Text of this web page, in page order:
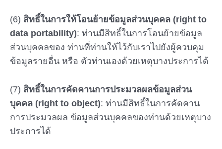
(6) สิทธิ์ในการให้โอนย้ายข้อมูลส่วนบุคคล (right to
data portability): ท่านมีสิทธิ์ในการโอนย้ายข้อมูล
ส่วนบุคคลของ ท่านที่ท่านให้ไว้กับเราไปยังผู้ควบคุม
ข้อมูลรายอื่น หรือ ตัวท่านเองด้วยเหตุบางประการได้
(7) สิทธิ์ในการคัดคานการประมวลผลข้อมูลส่วน
บุคคล (right to object): ท่านมีสิทธิ์ในการคัดคาน
การประมวลผล ข้อมูลส่วนบุคคลของท่านด้วยเหตุบาง
ประการได้